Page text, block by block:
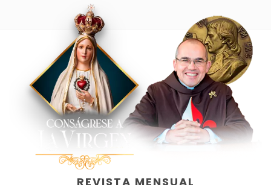
REVISTA MENSUAL